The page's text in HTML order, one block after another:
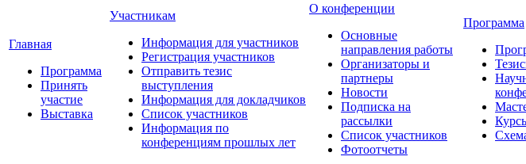
Главная
Программа
Принять
участие
Выставка
Участникам
Информация для участников
Регистрация участников
Отправить тезис
выступления
Информация для докладчиков
Список участников
Информация по
конференциям прошлых лет
О конференции
Основные
направления работы
Организаторы и
партнеры
Новости
Подписка на
рассылки
Список участников
Фотоотчеты
Программа